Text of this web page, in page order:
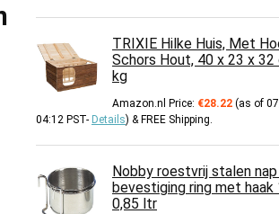
TRIXIE Hilke Huis, Met
Schors Hout, 40 x 23 x 32
kg
Amazon.nl Price: €28.22 (as of
04:12 PST- Details) & FREE Shipping.
Nobby roestvrij stalen
bevestiging ring met haak
0,85 ltr